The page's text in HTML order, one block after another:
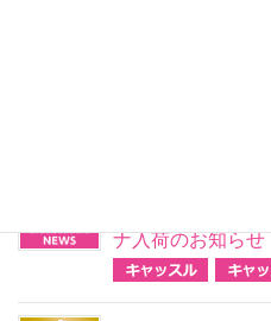
ナ入荷のお知らせ